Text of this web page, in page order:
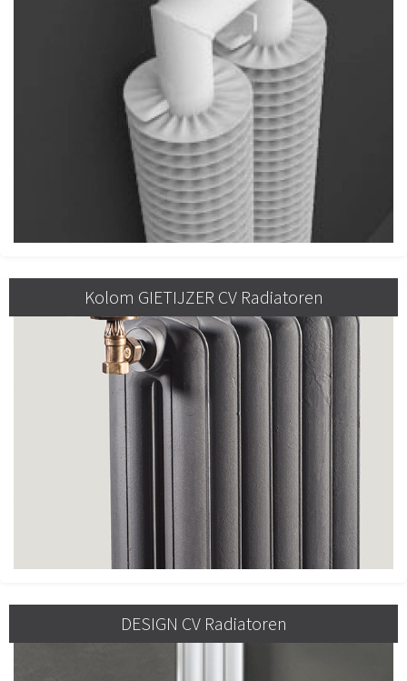
Kolom GIETIJZER CV Radiatoren
DESIGN CV Radiatoren